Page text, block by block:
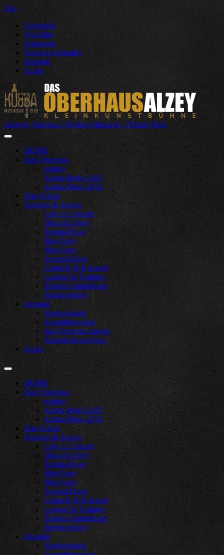
Top
Facebook
YouTube
Instagram
Termine-Kalender
Kontakt
Suche
Alzeyer Oberhaus | Kubba Musikbar | Pfälzer Wald
HOME
Das Oberhaus
mieten
Kultur-Paten 2025
Kultur-Paten 2026
Das Kubba
Termine & Events
Live in Concert
Disco & Party
Techno Rave
80er Party
90er Party
Special Dates
Comedy & Kabarett
Lounge & Tastings
Tasting-Anmeldung
Retrospektive
Kontakt
Reservierung
Kontakformular
das Oberhaus mieten
Künstlerbewerbung
Suche
HOME
Das Oberhaus
mieten
Kultur-Paten 2025
Kultur-Paten 2026
Das Kubba
Termine & Events
Live in Concert
Disco & Party
Techno Rave
80er Party
90er Party
Special Dates
Comedy & Kabarett
Lounge & Tastings
Tasting-Anmeldung
Retrospektive
Kontakt
Reservierung